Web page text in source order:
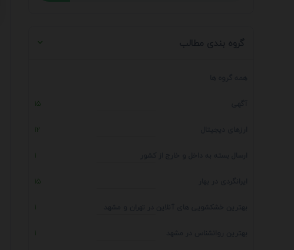
گروه بندی مطالب
15
12
1
15
1
1